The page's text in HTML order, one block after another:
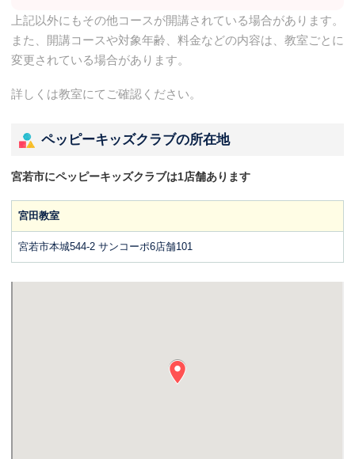
上記以外にもその他コースが開講されている場合があります。
また、開講コースや対象年齢、料金などの内容は、教室ごとに
変更されている場合があります。
詳しくは教室にてご確認ください。
ペッピーキッズクラブの所在地
宮若市にペッピーキッズクラブは1店舗あります
宮田教室
宮若市本城544-2 サンコーポ6店舗101